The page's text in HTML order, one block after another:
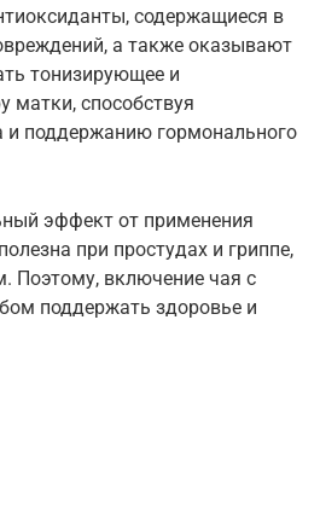
содержащиеся в
а также оказывают
тонизирующее и
матки, способствуя
и поддержанию гормонального
эффект от применения
при простудах и гриппе,
Поэтому, включение чая с
поддержать здоровье и